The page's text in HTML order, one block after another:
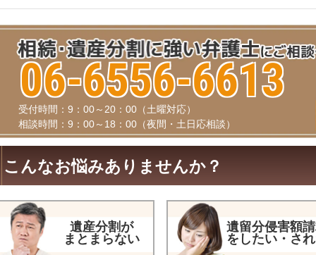
06-6556-6613
受付時間：9：00～20：00（土曜対応）
相談時間：9：00～18：00（夜間・土日応相談）
こんなお悩みありませんか？
遺産分割が
まとまらない
遺留分侵害額
をしたい・さ